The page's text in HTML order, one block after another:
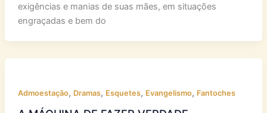
exigências e manias de suas mães, em situações
engraçadas e bem do
Admoestação, Dramas, Esquetes, Evangelismo, Fantoches